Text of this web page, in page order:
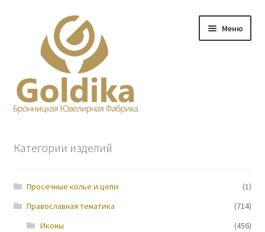
навигации
содержимому
Меню
Прайс-лист
Контакты
Категории изделий
Просечные колье и цепи
(1)
Православная тематика
(714)
Иконы
(456)